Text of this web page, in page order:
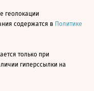
геолокации
содержатся в Политике
только при
гиперссылки на